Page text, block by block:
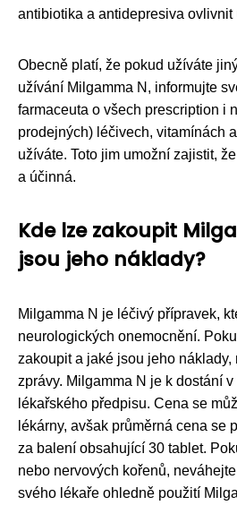
antibiotika a antidepresiva ovlivnit
Obecně platí, že pokud užíváte
užívání Milgamma N, informujte
farmaceuta o všech prescription i
prodejných) léčivech, vitamínách
užíváte. Toto jim umožní zajistit,
a účinná.
Kde lze zakoupit
jsou jeho náklady?
Milgamma N je léčivý přípravek,
neurologických onemocnění.
zakoupit a jaké jsou jeho náklady,
zprávy. Milgamma N je k dostání
lékařského předpisu. Cena se
lékárny, avšak průměrná cena se
za balení obsahující 30 tablet.
nebo nervových kořenů,
svého lékaře ohledně použití